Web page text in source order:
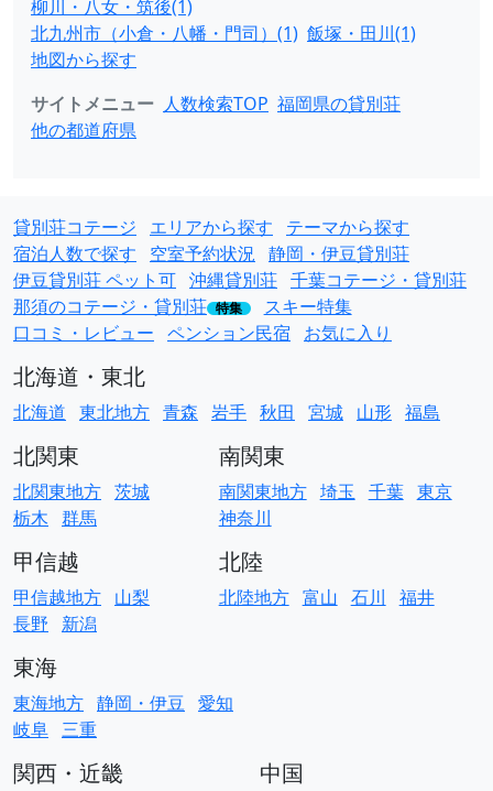
柳川・八女・筑後(1)
北九州市（小倉・八幡・門司）(1) 飯塚・田川(1)
地図から探す
サイトメニュー 人数検索TOP 福岡県の貸別荘
他の都道府県
貸別荘コテージ エリアから探す
テーマから探す
宿泊人数で探す
空室予約状況 静岡・伊豆貸別荘
伊豆貸別荘 ペット可 沖縄貸別荘 千葉コテージ・貸別荘
那須のコテージ・貸別荘 特集
スキー特集
口コミ・レビュー ペンション民宿 お気に入り
北海道・東北
北海道 東北地方 青森 岩手 秋田 宮城 山形 福島
北関東
北関東地方 茨城
栃木 群馬
南関東
南関東地方 埼玉 千葉 東京
神奈川
甲信越
甲信越地方 山梨
長野
新潟
北陸
北陸地方 富山 石川 福井
東海
東海地方 静岡・伊豆 愛知
岐阜 三重
関西・近畿 中国